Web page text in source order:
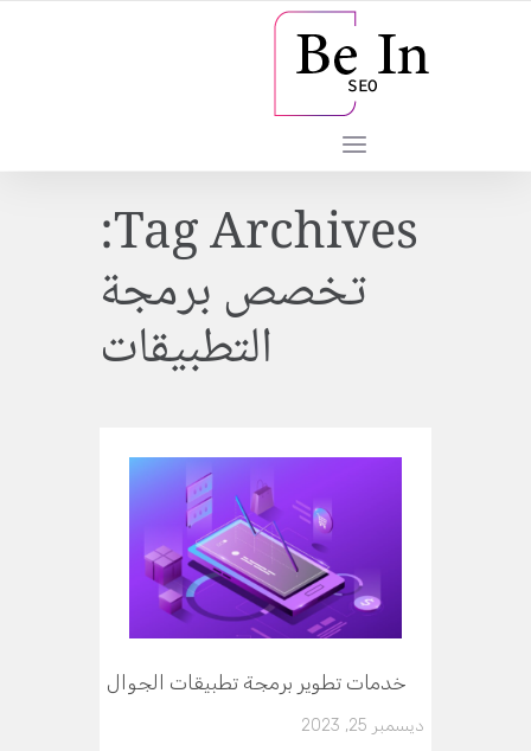
Tag Archives:
تخصص برمجة
التطبيقات
خدمات تطوير برمجة تطبيقات الجوال
ديسمبر 25, 2023